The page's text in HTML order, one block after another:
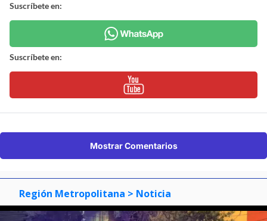
Suscríbete en:
Suscríbete en:
Mostrar Comentarios
Región Metropolitana > Noticia